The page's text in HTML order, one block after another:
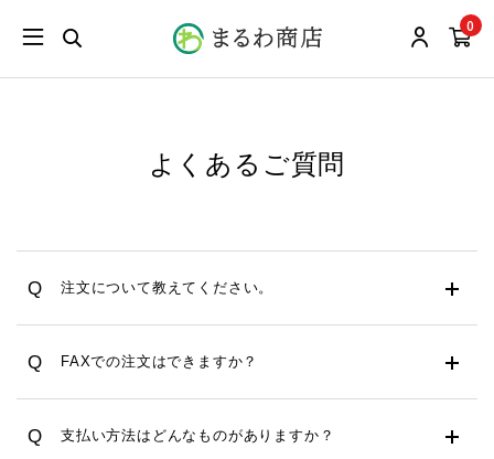
0
よくあるご質問
Q 注文について教えてください。
Q FAXでの注文はできますか？
Q 支払い方法はどんなものがありますか？